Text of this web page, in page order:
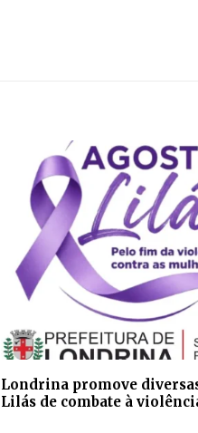
Londrina promove
Lilás de combate à